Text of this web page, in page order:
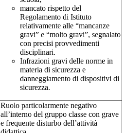
mancato rispetto del
Regolamento di Istituto
relativamente alle “mancanze
gravi” e “molto gravi”, segnalato
con precisi provvedimenti
disciplinari.
Infrazioni gravi delle norme in
materia di sicurezza e
danneggiamento di dispositivi di
sicurezza.
Ruolo particolarmente negativo
all’interno del gruppo classe con grave
e frequente disturbo dell’attività